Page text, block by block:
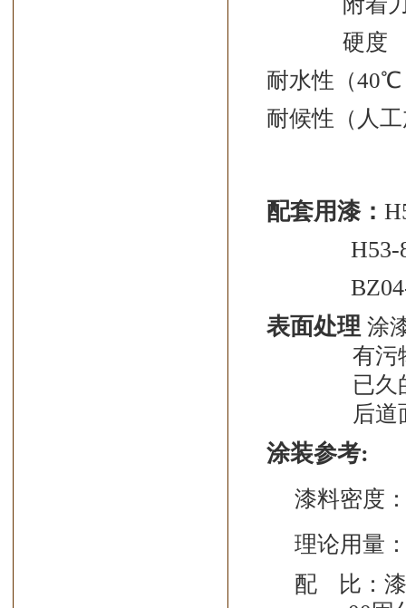
耐水性（
耐候性（人
配套用漆：
表面处理 涂
有污
已久
后道
涂装参考:
漆料密度
理论用量
配 比：